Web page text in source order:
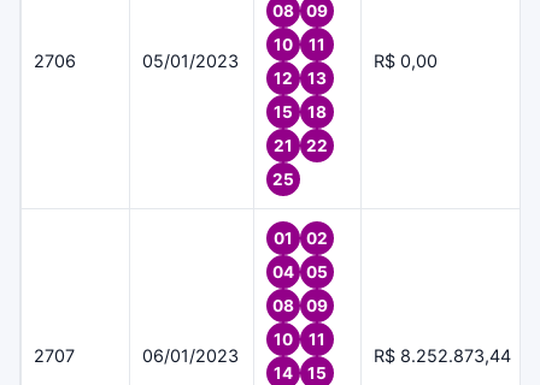
2706 05/01/2023
08
09
10
11
12
13
15
18
21
22
25
R$ 0,00
2707 06/01/2023
01
02
04
05
08
09
10
11
14
15
R$ 8.252.873,44